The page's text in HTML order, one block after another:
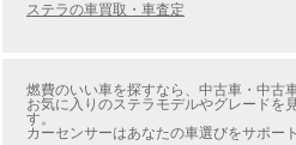
ステラの車買取・車査定
燃費のいい車を探すなら、中古車・中古
お気に入りのステラモデルやグレードを
す。
カーセンサーはあなたの車選びをサポー